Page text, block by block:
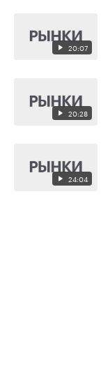
20:07
20:28
24:04